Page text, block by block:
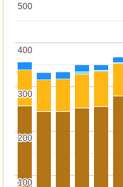
100
100
200
200
300
300
400
400
500
500